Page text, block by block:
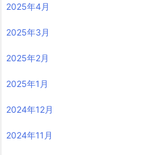
2025年4月
2025年3月
2025年2月
2025年1月
2024年12月
2024年11月